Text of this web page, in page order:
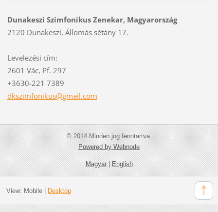
Dunakeszi Szimfonikus Zenekar, Magyarország
2120 Dunakeszi, Állomás sétány 17.
Levelezési cím:
2601 Vác, Pf. 297
+3630-221 7389
dkszimfonikus@gmail.com
© 2014 Minden jog fenntartva.
Powered by Webnode
Magyar|English
View: Mobile| Desktop